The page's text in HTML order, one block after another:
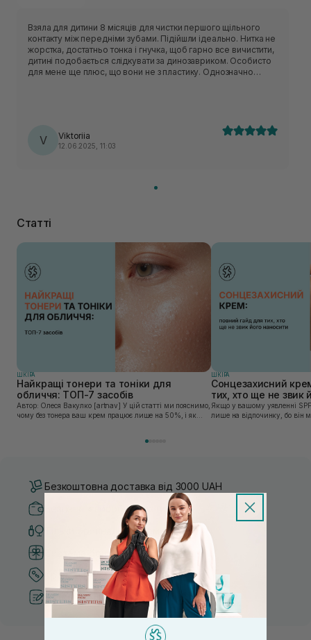
Взяла для дитини 8 місяців для чистки першого щільного
контакту між передніми зубами. Підійшли ідеально. Нитка не
жорстка, достатньо тонка і гнучка, щоб гарно все вичистити,
дитині подобається слідкувати за динозавриком. Особисто
для мене ще плюс, що вони не з пластику. Однозначно
V Viktoriia
12.06.2025, 11:03
Статті
ШКIРА
Найкращі тонери та тоніки для
обличчя: ТОП-7 засобів
Автор: Олеся Вакулко [artnav] У цій статті ми пояснимо,
чому без тонера ваш крем працює лише на 50%, і як
ШКIРА
Сонцезахисний
тих, хто ще не звик
Якщо у вашому уявленні
лише на відпочинку, бо він
Безкоштовна доставка від 3000 UAH
Безпечні способи оплати
Тільки оригінальна косметика
Система бонусів та лояльності
Кращі ціни та топ товари
Рекомендації від косметологів